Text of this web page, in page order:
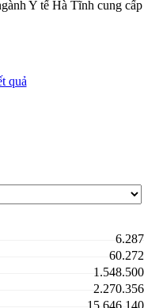
Y tế Hà Tĩnh cung cấp
quả
6.287
60.272
1.548.500
2.270.356
15.646.140